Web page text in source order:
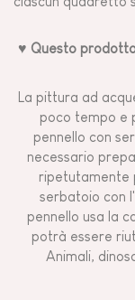
♥ Questo
La pittura ad
poco tempo e
pennello con
necessario
ripetutamente
serbatoio con
pennello usa la
potrà essere
Animali,